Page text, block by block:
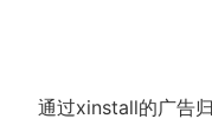
通过xinstall的广告